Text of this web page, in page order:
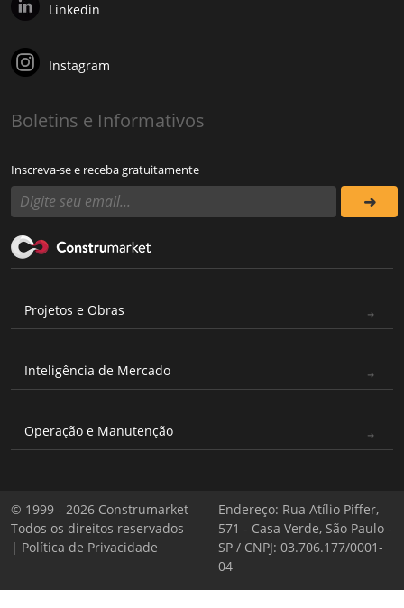
Linkedin
Instagram
Boletins e Informativos
Inscreva-se e receba gratuitamente
Projetos e Obras
Inteligência de Mercado
Operação e Manutenção
© 1999 - 2026 Construmarket
Todos os direitos reservados
| Política de Privacidade
Endereço: Rua Atílio Piffer,
571 - Casa Verde, São Paulo -
SP / CNPJ: 03.706.177/0001-
04